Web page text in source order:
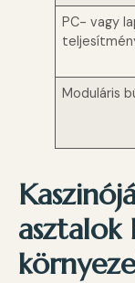
PC- vagy
Moduláris
asztalok